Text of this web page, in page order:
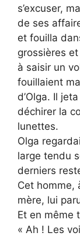
s’excuser,
de ses
et fouilla
grossières
à saisir un
fouillaient
d’Olga. Il
déchirer la
lunettes.
Olga
large tendu
derniers
Cet homme,
mère, lui
Et en même
« Ah ! Les